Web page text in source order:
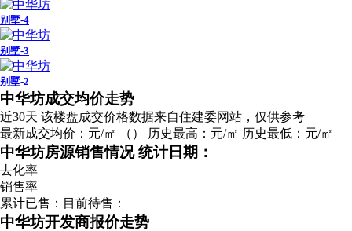
别墅-4
别墅-3
别墅-2
中华坊成交均价走势
近30天 该楼盘成交价格数据来自住建委网站，仅供参考
最新成交均价： 元/㎡ （ ） 历史最高： 元/㎡ 历史最低： 元/㎡
中华坊房源销售情况统计日期：
去化率
销售率
累计已售： 目前待售：
中华坊开发商报价走势